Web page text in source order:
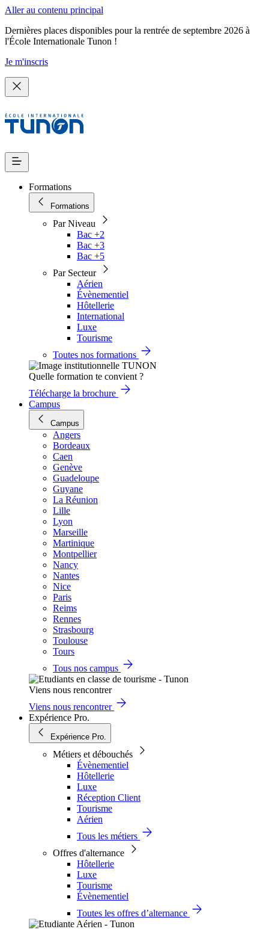
Aller au contenu principal
Dernières places disponibles pour la rentrée de septembre 2026 à
l'École Internationale Tunon !
Je m'inscris
Formations
Formations
Par Niveau
Bac +2
Bac +3
Bac +5
Par Secteur
Aérien
Évènementiel
Hôtellerie
International
Luxe
Tourisme
Toutes nos formations
Quelle formation te convient ?
Télécharge la brochure
Campus
Campus
Angers
Bordeaux
Caen
Genève
Guadeloupe
Guyane
La Réunion
Lille
Lyon
Marseille
Martinique
Montpellier
Nancy
Nantes
Nice
Paris
Reims
Rennes
Strasbourg
Toulouse
Tours
Tous nos campus
Viens nous rencontrer
Viens nous rencontrer
Expérience Pro.
Expérience Pro.
Métiers et débouchés
Évènementiel
Hôtellerie
Luxe
Réception Client
Tourisme
Aérien
Tous les métiers
Offres d'alternance
Hôtellerie
Luxe
Tourisme
Évènementiel
Toutes les offres d’alternance